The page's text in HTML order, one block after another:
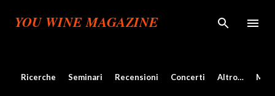
Passa ai contenuti principali
YOU WINE MAGAZINE
Ricerche Seminari Recensioni Concerti Altro…